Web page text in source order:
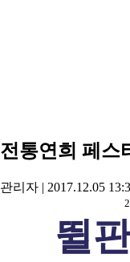
전통연희 페스
관리자 | 2017.12.05
뛸